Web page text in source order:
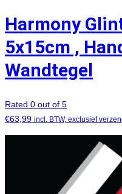
Harmony
5x15cm ,
Wandtegel
Rated 0 out of 5
€63,99 incl. BTW, exclusief